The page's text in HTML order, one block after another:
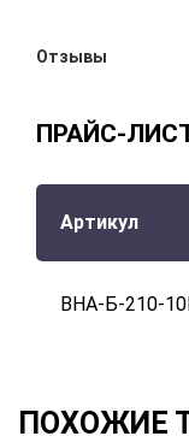
Отзывы
ПРАЙС-
Артикул
ВНА-Б-210-
ПОХОЖИЕ